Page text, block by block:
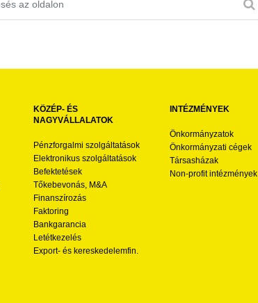
KÖZÉP- ÉS
NAGYVÁLLALATOK
Pénzforgalmi szolgáltatások
Elektronikus szolgáltatások
Befektetések
Tőkebevonás, M&A
Finanszírozás
Faktoring
Bankgarancia
Letétkezelés
Export- és kereskedelemfin.
INTÉZMÉNYEK
Önkormányzatok
Önkormányzati cégek
Társasházak
Non-profit intézmények